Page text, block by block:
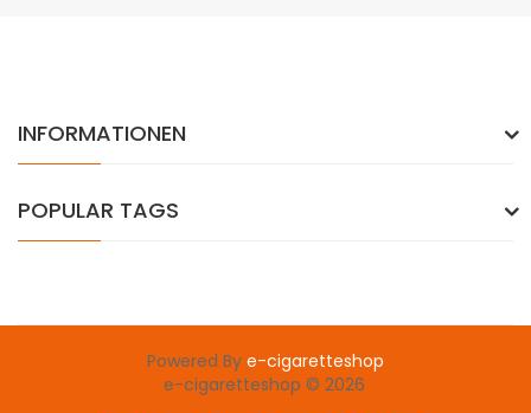
INFORMATIONEN
POPULAR TAGS
Powered By e-cigaretteshop
e-cigaretteshop © 2026
judi online 78win